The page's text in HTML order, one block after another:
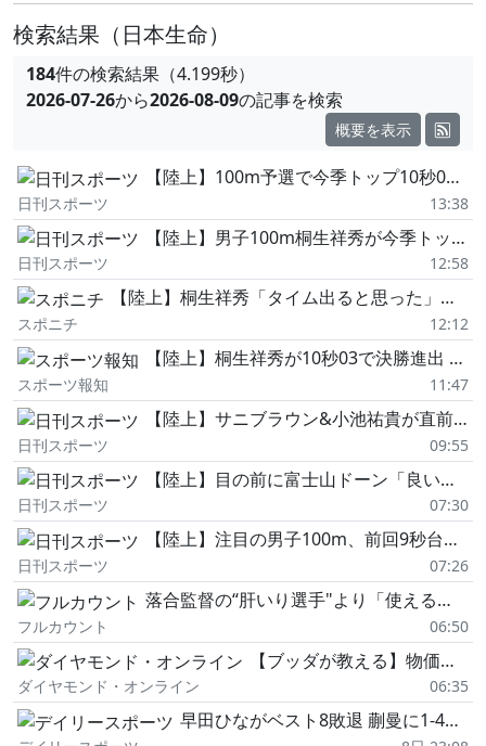
検索結果 （日本生命）
184件の検索結果（4.199秒）
2026-07-26から2026-08-09の記事を検索
概要を表示
【陸上】100m予選で今季トップ10秒03の桐生祥秀が決勝欠場「シーズン最後まで取り組む」
日刊スポーツ 13:38
【陸上】男子100m桐生祥秀が今季トップ10秒0…
日刊スポーツ 12:58
【陸上】桐生祥秀「タイム出ると思った」今季ベストの10秒03 富士北麓WT100M予選
スポニチ 12:12
【陸上】桐生祥秀が10秒03で決勝進出 昨年8年ぶりに9秒台を出した富士北麓ワールドトライアルで好発進
スポーツ報知 11:47
【陸上】サニブラウン&小池祐貴が直前キャンセル 男子100mスタートリスト発表
日刊スポーツ 09:55
【陸上】目の前に富士山ドーン「良い朝」男子100m日本歴代3位のスプリンターが目覚まし投稿
日刊スポーツ 07:30
【陸上】注目の男子100m、前回9秒台マークの桐生祥秀は再現なるか、サニブラウンは今季初戦へ
日刊スポーツ 07:26
落合監督の“肝いり選手"より「使えると思います」 腹括ったスカウトの進言…生まれた名球会打者
フルカウント 06:50
【ブッダが教える】物価高で余裕が削られる今、苦しみに飲み込まれない考え方
ダイヤモンド・オンライン 06:35
早田ひながベスト8敗退 蒯曼に1-4で敗れ「迷いながらプレーしてしまった。実力不足だった」